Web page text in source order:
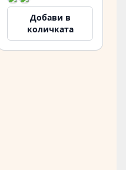
Добави в
количката